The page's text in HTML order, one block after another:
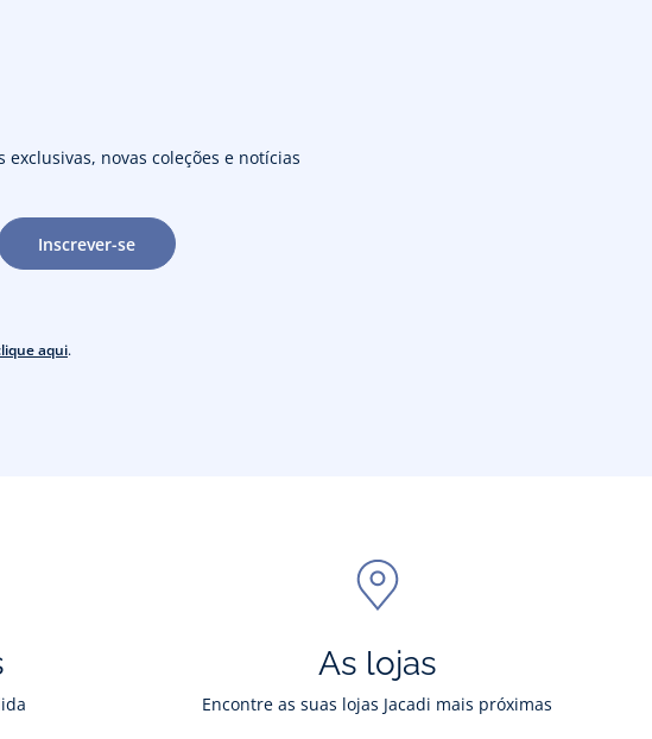
novas coleções e notícias
Inscrever-se
aqui.
As lojas
Encontre as suas lojas Jacadi mais próximas